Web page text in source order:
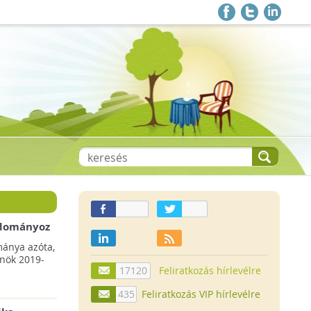
azóta,
2019-
17120
Feliratkozás hírlevélre
435
Feliratkozás VIP hírlevélre